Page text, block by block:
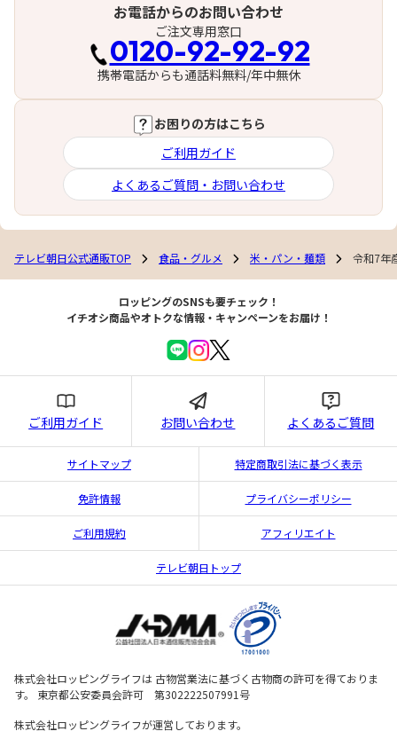
お電話からのお問い合わせ
ご注文専用窓口
0120-92-92-92
携帯電話からも通話料無料/年中無休
お困りの方はこちら
ご利用ガイド
よくあるご質問・お問い合わせ
テレビ朝日公式通販TOP 食品・グルメ 米・パン・麺類 令和7年
ロッピングのSNSも要チェック！
イチオシ商品やオトクな情報・キャンペーンをお届け！
ご利用ガイド お問い合わせ よくあるご質問
サイトマップ 特定商取引法に基づく表示
免許情報 プライバシーポリシー
ご利用規約 アフィリエイト
テレビ朝日トップ
株式会社ロッピングライフは 古物営業法に基づく古物商の許可を得ておりま
す。 東京都公安委員会許可 第302222507991号
株式会社ロッピングライフが運営しております。